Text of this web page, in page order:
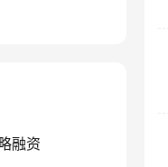
融资